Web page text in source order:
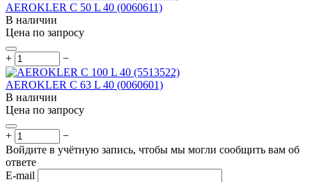
AEROKLER C 50 L 40 (0060611)
В наличии
Цена по запросу
+ −
AEROKLER C 63 L 40 (0060601)
В наличии
Цена по запросу
+
−
Войдите в учётную запись, чтобы мы могли сообщить вам об
ответе
E-mail